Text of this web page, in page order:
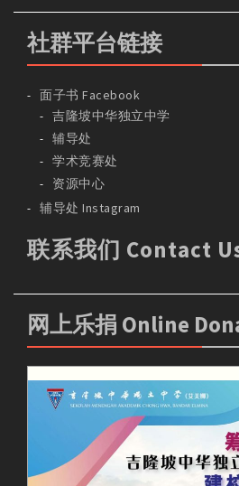
社群平台链接
面子书 Facebook
吉隆坡中华独立中学
辅导处
学术竞赛处
资源中心
辅导处 Instagram
联系我们 Contact
网上乐捐 Online